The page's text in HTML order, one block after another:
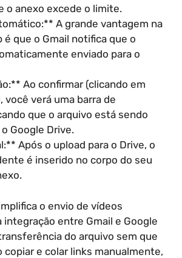
o anexo excede o limite.
A grande vantagem na
que o Gmail notifica que o
enviado para o
Ao confirmar (clicando em
você verá uma barra de
que o arquivo está sendo
Google Drive.
Após o upload para o Drive, o
é inserido no corpo do seu
o envio de vídeos
integração entre Gmail e Google
do arquivo sem que
copiar e colar links manualmente,